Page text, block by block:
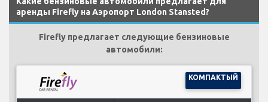
аренды Firefly на Аэропорт London Stansted?
Firefly предлагает следующие бензиновые
автомобили:
КОМПАКТЫЙ